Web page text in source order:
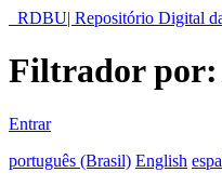
RDBU| Repositório Digital
Filtrador
Entrar
português (Brasil) English